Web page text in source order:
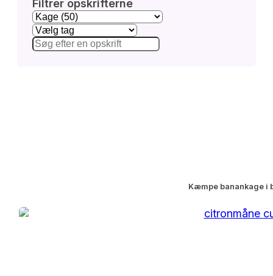
Filtrer opskrifterne
Kæmpe banankage i